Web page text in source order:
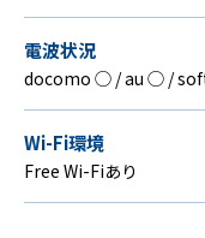
電波状況
docomo ◯ / au ◯ /
Wi-Fi環境
Free Wi-Fiあり